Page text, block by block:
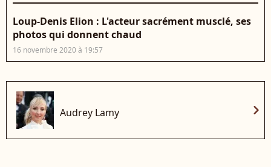
Loup-Denis Elion : L'acteur sacrément musclé, ses
photos qui donnent chaud
16 novembre 2020 à 19:57
Audrey Lamy chevron_right